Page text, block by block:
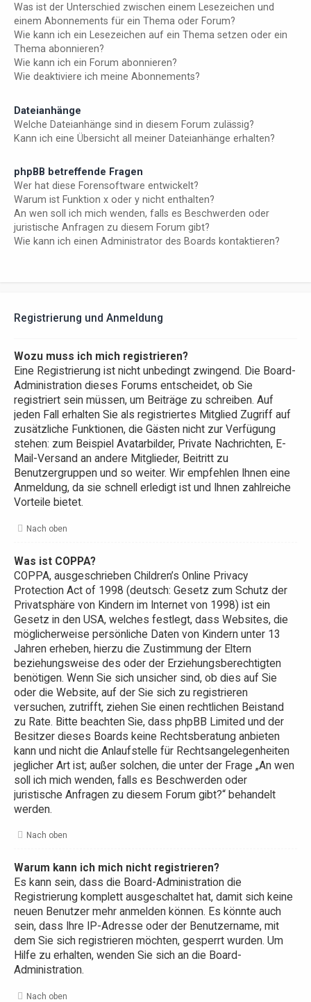
Was ist der Unterschied zwischen einem Lesezeichen und
einem Abonnements für ein Thema oder Forum?
Wie kann ich ein Lesezeichen auf ein Thema setzen oder ein
Thema abonnieren?
Wie kann ich ein Forum abonnieren?
Wie deaktiviere ich meine Abonnements?
Dateianhänge
Welche Dateianhänge sind in diesem Forum zulässig?
Kann ich eine Übersicht all meiner Dateianhänge erhalten?
phpBB betreffende Fragen
Wer hat diese Forensoftware entwickelt?
Warum ist Funktion x oder y nicht enthalten?
An wen soll ich mich wenden, falls es Beschwerden oder
juristische Anfragen zu diesem Forum gibt?
Wie kann ich einen Administrator des Boards kontaktieren?
Registrierung und Anmeldung
Wozu muss ich mich registrieren?
Eine Registrierung ist nicht unbedingt zwingend. Die Board-
Administration dieses Forums entscheidet, ob Sie
registriert sein müssen, um Beiträge zu schreiben. Auf
jeden Fall erhalten Sie als registriertes Mitglied Zugriff auf
zusätzliche Funktionen, die Gästen nicht zur Verfügung
stehen: zum Beispiel Avatarbilder, Private Nachrichten, E-
Mail-Versand an andere Mitglieder, Beitritt zu
Benutzergruppen und so weiter. Wir empfehlen Ihnen eine
Anmeldung, da sie schnell erledigt ist und Ihnen zahlreiche
Vorteile bietet.
Nach oben
Was ist COPPA?
COPPA, ausgeschrieben Children’s Online Privacy
Protection Act of 1998 (deutsch: Gesetz zum Schutz der
Privatsphäre von Kindern im Internet von 1998) ist ein
Gesetz in den USA, welches festlegt, dass Websites, die
möglicherweise persönliche Daten von Kindern unter 13
Jahren erheben, hierzu die Zustimmung der Eltern
beziehungsweise des oder der Erziehungsberechtigten
benötigen. Wenn Sie sich unsicher sind, ob dies auf Sie
oder die Website, auf der Sie sich zu registrieren
versuchen, zutrifft, ziehen Sie einen rechtlichen Beistand
zu Rate. Bitte beachten Sie, dass phpBB Limited und der
Besitzer dieses Boards keine Rechtsberatung anbieten
kann und nicht die Anlaufstelle für Rechtsangelegenheiten
jeglicher Art ist; außer solchen, die unter der Frage „An wen
soll ich mich wenden, falls es Beschwerden oder
juristische Anfragen zu diesem Forum gibt?“ behandelt
werden.
Nach oben
Warum kann ich mich nicht registrieren?
Es kann sein, dass die Board-Administration die
Registrierung komplett ausgeschaltet hat, damit sich keine
neuen Benutzer mehr anmelden können. Es könnte auch
sein, dass Ihre IP-Adresse oder der Benutzername, mit
dem Sie sich registrieren möchten, gesperrt wurden. Um
Hilfe zu erhalten, wenden Sie sich an die Board-
Administration.
Nach oben